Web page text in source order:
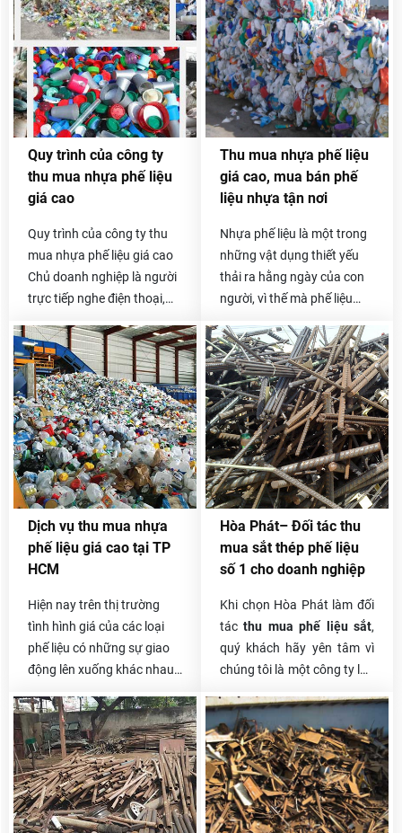
cao và công khai bảng giá
để quý khách hàng có thể
tham khảo, so sánh. Để biết
chính xác giá inox phế liệu
hôm nay bao tiền 1kg thì
quý khách có thể gọi trực
0985.050.716 -
0912.009.526 .
mua phế liệu Hòa Phát
chuyên thu mua nhựa phế
liệu giá tốt. Tất cả các
chủng loại phế liệu nhựa
PVC, HD, PE, PS, PP thường
có ở các công ty, xưởng sản
được chúng tôi thu mua lại
với giá cao và cạnh tranh
nhất trên thị trường.
Quy trình của công ty
thu mua nhựa phế liệu
giá cao
Quy trình của công ty thu
mua nhựa phế liệu giá cao
Chủ doanh nghiệp là người
trực tiếp nghe điện thoại,
với khách hàng, đó là việc
mà không công ty mua phế
liệu nào làm được. Khách
hàng của Hoa Phát 10 năm
nay vẫn rất tin tưởng lối
phục vụ này. Sau khi nhận
được yêu cầu của quý
khách, chúng tôi sẽ được
giá hoặc thu gom trong
ngày và thanh toán linh
hoạt cho khách.
Thu mua nhựa phế liệu
giá cao, mua bán phế
liệu nhựa tận nơi
Nhựa phế liệu là một trong
những vật dụng thiết yếu
thải ra hằng ngày của con
người, vì thế mà phế liệu
lớn. Nếu bạn đang đau đầu
vì số phế liệu nhựa tồn kho
không biết phải xử lý như
thế nào thì hãy liên lạc ngay
với chúng tôi nhé. Thu mua
phế liệu Hòa Phát chuyên
thu mua nhựa phế liệu giá
cao trên toàn quốc, đội xe
chuyển nhanh gọn nhất,
thanh toán một lần và có
phần trăm hoa hồng cho
người giới thiệu.
Dịch vụ thu mua nhựa
phế liệu giá cao tại TP
HCM
Hiện nay trên thị trường
tình hình giá của các loại
phế liệu có những sự giao
động lên xuống khác nhau
cũng như chất liệu đó đáp
ứng thị trường như thế nào.
Hòa Phát– Đối tác thu
mua sắt thép phế liệu
số 1 cho doanh nghiệp
Khi chọn Hòa Phát làm đối
tác thu mua phế liệu sắt,
quý khách hãy yên tâm vì
chúng tôi là một công ty lâu
liệu. Chúng tôi tự hào về
quá trình làm nên thương
hiệu Hòa Phát của mình.
Trong suốt nhiều năm trong
nghề, Hòa Phát đã hợp tác
với rất nhiều khách hàng,